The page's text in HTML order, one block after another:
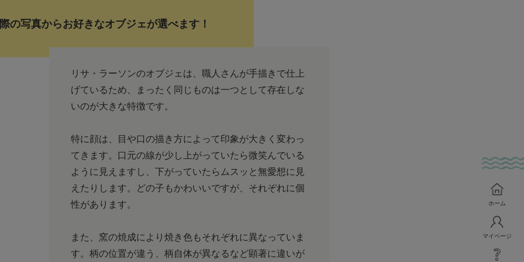
ホーム
マイページ
の写真からお好きなオブジェが選べます！
リサ・ラーソンのオブジェは、職人さんが手描きで仕上
げているため、まったく同じものは一つとして存在しな
いのが大きな特徴です。
特に顔は、目や口の描き方によって印象が大きく変わっ
てきます。口元の線が少し上がっていたら微笑んでいる
ように見えますし、下がっていたらムスッと無愛想に見
えたりします。どの子もかわいいですが、それぞれに個
性があります。
また、窯の焼成により焼き色もそれぞれに異なっていま
す。柄の位置が違う、柄自体が異なるなど顕著に違いが